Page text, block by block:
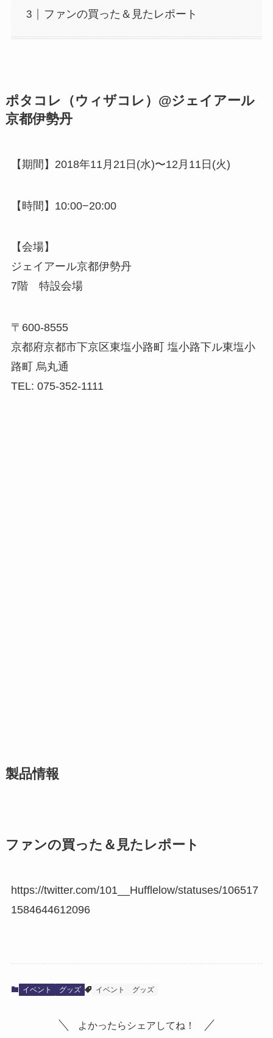
ファンの買った＆見たレポート
ポタコレ（ウィザコレ）@ジェイアール
京都伊勢丹
【期間】2018年11月21日(水)〜12月11日(火)
【時間】10:00−20:00
【会場】
ジェイアール京都伊勢丹
7階 特設会場
〒600-8555
京都府京都市下京区東塩小路町 塩小路下ル東塩小
路町 烏丸通
TEL: 075-352-1111
製品情報
ファンの買った＆見たレポート
https://twitter.com/101__Hufflelow/statuses/106517
1584644612096
イベント グッズ イベント グッズ
よかったらシェアしてね！